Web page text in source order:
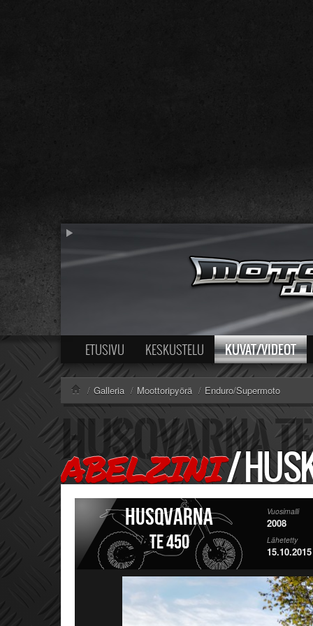
ETUSIVU KESKUSTELU KUVAT/VIDEOT
/ Galleria / Moottoripyörä / Enduro/Supermoto
ABELZINI/
Husqvarna
TE 450
Vuosimalli
2008
Lähetetty